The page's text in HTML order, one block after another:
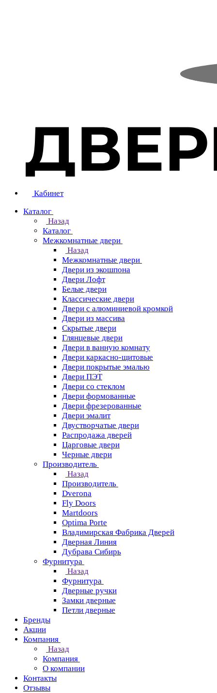
Кабинет
Каталог
Назад
Каталог
Межкомнатные двери
Назад
Межкомнатные двери
Двери из экошпона
Двери Лофт
Белые двери
Классические двери
Двери с алюминиевой кромкой
Двери из массива
Скрытые двери
Глянцевые двери
Двери в ванную комнату
Двери каркасно-щитовые
Двери покрытые эмалью
Двери ПЭТ
Двери со стеклом
Двери формованные
Двери фрезерованные
Двери эмалит
Двустворчатые двери
Распродажа дверей
Царговые двери
Черные двери
Производитель
Назад
Производитель
Dverona
Fly Doors
Martdoors
Optima Porte
Владимирская Фабрика Дверей
Дверная Линия
Дубрава Сибирь
Фурнитура
Назад
Фурнитура
Дверные ручки
Замки дверные
Петли дверные
Бренды
Акции
Компания
Назад
Компания
О компании
Контакты
Отзывы